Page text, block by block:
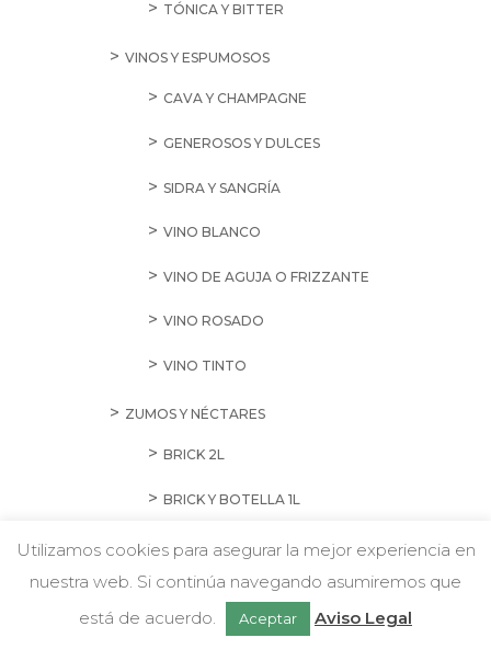
TÓNICA Y BITTER
VINOS Y ESPUMOSOS
CAVA Y CHAMPAGNE
GENEROSOS Y DULCES
SIDRA Y SANGRÍA
VINO BLANCO
VINO DE AGUJA O FRIZZANTE
VINO ROSADO
VINO TINTO
ZUMOS Y NÉCTARES
BRICK 2L
BRICK Y BOTELLA 1L
INDIVIDUALES
ZUMOS CON LECHEChatea con nosotros
Utilizamos cookies para asegurar la mejor experiencia en
nuestra web. Si continúa navegando asumiremos que
está de acuerdo.
Aceptar Aviso Legal